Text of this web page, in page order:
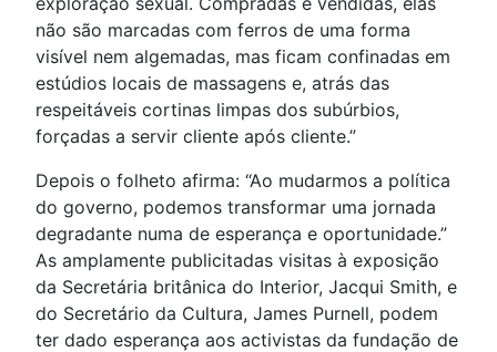
não são marcadas com ferros de uma forma
visível nem algemadas, mas ficam confinadas em
estúdios locais de massagens e, atrás das
respeitáveis cortinas limpas dos subúrbios,
forçadas a servir cliente após cliente.”
Depois o folheto afirma: “Ao mudarmos a política
do governo, podemos transformar uma jornada
degradante numa de esperança e oportunidade.”
As amplamente publicitadas visitas à exposição
da Secretária britânica do Interior, Jacqui Smith, e
do Secretário da Cultura, James Purnell, podem
ter dado esperança aos activistas da fundação de